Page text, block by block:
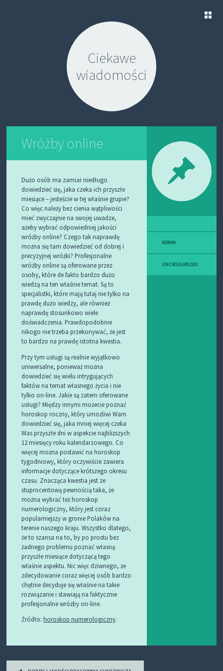
Ciekawe
wiadomości
Wróżby online
Dużo osób ma zamiar niedługo
dowiedzieć się, jaka czeka ich przyszłe
miesiące – jesteście w tej właśnie grupie?
Co więc należy bez cienia wątpliwości
mieć zwyczajnie na swojej uwadze,
ażeby wybrać odpowiedniej jakości
wróżby online? Czego tak naprawdę
można się tam dowiedzieć od dobrej i
precyzyjnej wróżki? Profesjonalne
wróżby online są oferowane przez
osoby, które de fakto bardzo dużo
wiedzą na ten właśnie temat. Są to
specjalistki, które mają tutaj nie tylko na
prawdę dużo wiedzy, ale również
naprawdę stosunkowo wiele
doświadczenia. Prawdopodobnie
nikogo nie trzeba przekonywać, że jest
to bardzo na prawdę istotna kwestia.
Przy tym usługi są realnie wyjątkowo
uniwersalne, ponieważ można
dowiedzieć się wielu intrygujących
faktów na temat własnego życia i nie
tylko on-line. Jakie są zatem oferowane
usługi? Między innymi możecie poznać
horoskop roczny, który umożliwi Wam
dowiedzieć się, jaka mniej więcej czeka
Was przyszłe dni w aspekcie najbliższych
12 miesięcy roku kalendarzowego. Co
więcej można postawić na horoskop
tygodniowy, który oczywiście zawiera
informacje dotyczące krótszego okresu
czasu. Znacząca kwestia jest ze
stuprocentową pewnością taka, że
można wybrać też horoskop
numerologiczny, który jest coraz
popularniejszy w gronie Polaków na
terenie naszego kraju. Wszystko dlatego,
że to szansa na to, by po prostu bez
żadnego problemu poznać własną
przyszłe miesiące dotyczącą tego
właśnie aspektu. Nic więc dziwnego, że
zdecydowanie coraz więcej osób bardzo
chętnie decyduje się właśnie na takie
rozwiązanie i stawiają na faktycznie
profesjonalne wróżby on-line.
Źródło: horoskop numerologiczny.
ADMIN
UNCATEGORIZED
Post